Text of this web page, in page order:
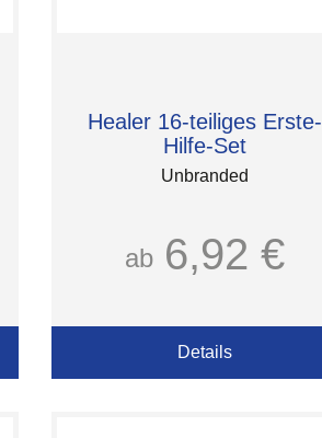
Healer 16-teiliges Erste-
Hilfe-Set
Unbranded
ab 6,92 €
Details